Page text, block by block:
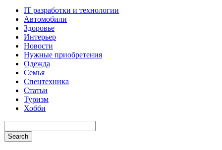
IT разработки и технологии
Автомобили
Здоровье
Интерьер
Новости
Нужные приобретения
Одежда
Семья
Спецтехника
Статьи
Туризм
Хобби
Search